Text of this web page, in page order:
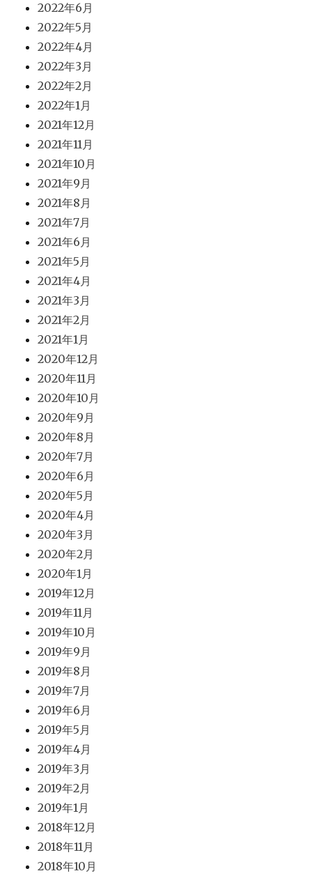
2022年6月
2022年5月
2022年4月
2022年3月
2022年2月
2022年1月
2021年12月
2021年11月
2021年10月
2021年9月
2021年8月
2021年7月
2021年6月
2021年5月
2021年4月
2021年3月
2021年2月
2021年1月
2020年12月
2020年11月
2020年10月
2020年9月
2020年8月
2020年7月
2020年6月
2020年5月
2020年4月
2020年3月
2020年2月
2020年1月
2019年12月
2019年11月
2019年10月
2019年9月
2019年8月
2019年7月
2019年6月
2019年5月
2019年4月
2019年3月
2019年2月
2019年1月
2018年12月
2018年11月
2018年10月